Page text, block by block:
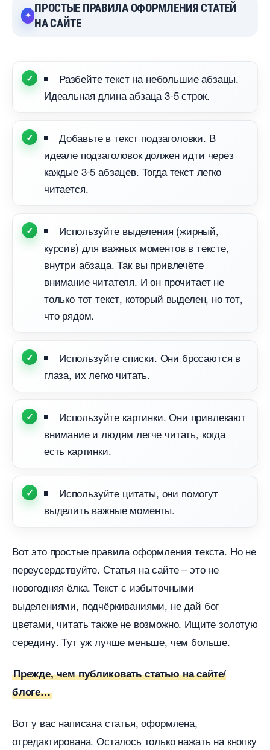
ПРОСТЫЕ ПРАВИЛА ОФОРМЛЕНИЯ СТАТЕЙ
НА САЙТЕ
Разбейте текст на небольшие абзацы.
Идеальная длина абзаца 3-5 строк.
Добавьте в текст подзаголовки.
идеале подзаголовок должен идти через
каждые 3-5 абзацев. Тогда текст легко
читается.
Используйте выделения (жирный,
курсив) для важных моментов в тексте,
нутри абзаца. Так вы привлечёте
нимание читателя. И он прочитает не
только тот текст, который выделен, но тот,
что рядом.
Используйте списки. Они бросаются
лаза, их легко читать.
Используйте картинки. Они привлекают
нимание и людям легче читать, когда
есть картинки.
Используйте цитаты, они помогут
ыделить важные моменты.
от это простые правила оформления текста. Но не
переусердствуйте. Статья на сайте – это не
новогодняя ёлка. Текст с избыточными
ыделениями, подчёркиваниями, не дай бо
цветами, читать также не возможно. Ищите золотую
середину. Тут уж лучше меньше, чем больше.
Прежде, чем публиковать статью на сайте/
логе
от у вас написана статья, оформлена,
отредактирована. Осталось только нажать на кнопку